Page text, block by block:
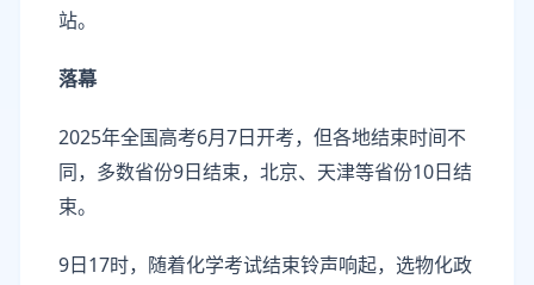
站。
落幕
2025年全国高考6月7日开考，但各地结束时间不
同，多数省份9日结束，北京、天津等省份10日结
束。
9日17时，随着化学考试结束铃声响起，选物化政